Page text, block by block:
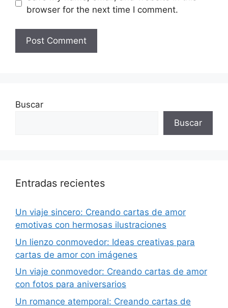
browser for the next time I comment.
Buscar
Buscar
Entradas recientes
Un viaje sincero: Creando cartas de amor
emotivas con hermosas ilustraciones
Un lienzo conmovedor: Ideas creativas para
cartas de amor con imágenes
Un viaje conmovedor: Creando cartas de amor
con fotos para aniversarios
Un romance atemporal: Creando cartas de